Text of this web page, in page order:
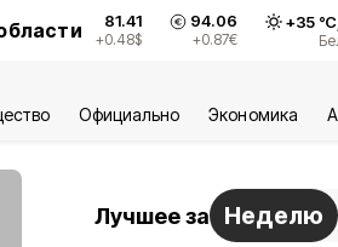
81.41
+0.48$
94.06
+0.87€
+35°С,
Официально Экономика
Лучшее за Неделю